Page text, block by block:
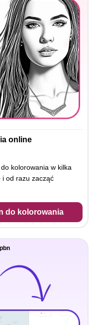
online
kolorowania w kilka
i od razu zacząć
do kolorowania